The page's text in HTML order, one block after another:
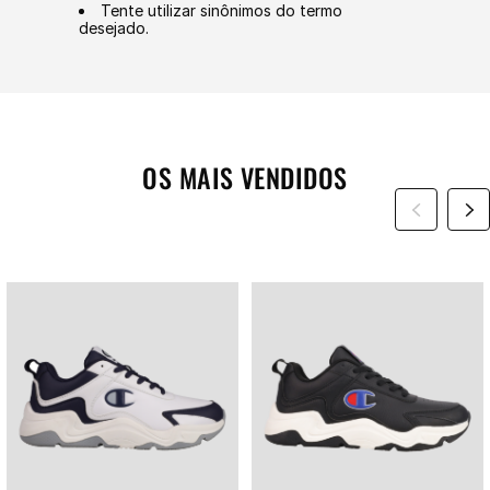
Tente utilizar sinônimos do termo
desejado.
OS MAIS VENDIDOS